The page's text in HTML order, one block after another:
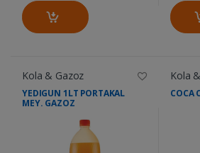
Kola & Gazoz
YEDIGUN 1LT PORTAKAL
MEY. GAZOZ
Kola
COCA